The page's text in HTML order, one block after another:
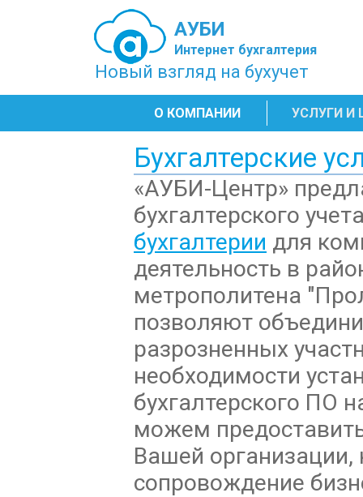
АУБИ
Интернет бухгалтерия
Новый взгляд на бухучет
О КОМПАНИИ УСЛУГИ И
Бухгалтерские
«АУБИ-Центр»
бухгалтерского
бухгалтерии для
деятельность в
метрополитена
позволяют
разрозненных
необходимости
бухгалтерского ПО
можем
Вашей
сопровождение